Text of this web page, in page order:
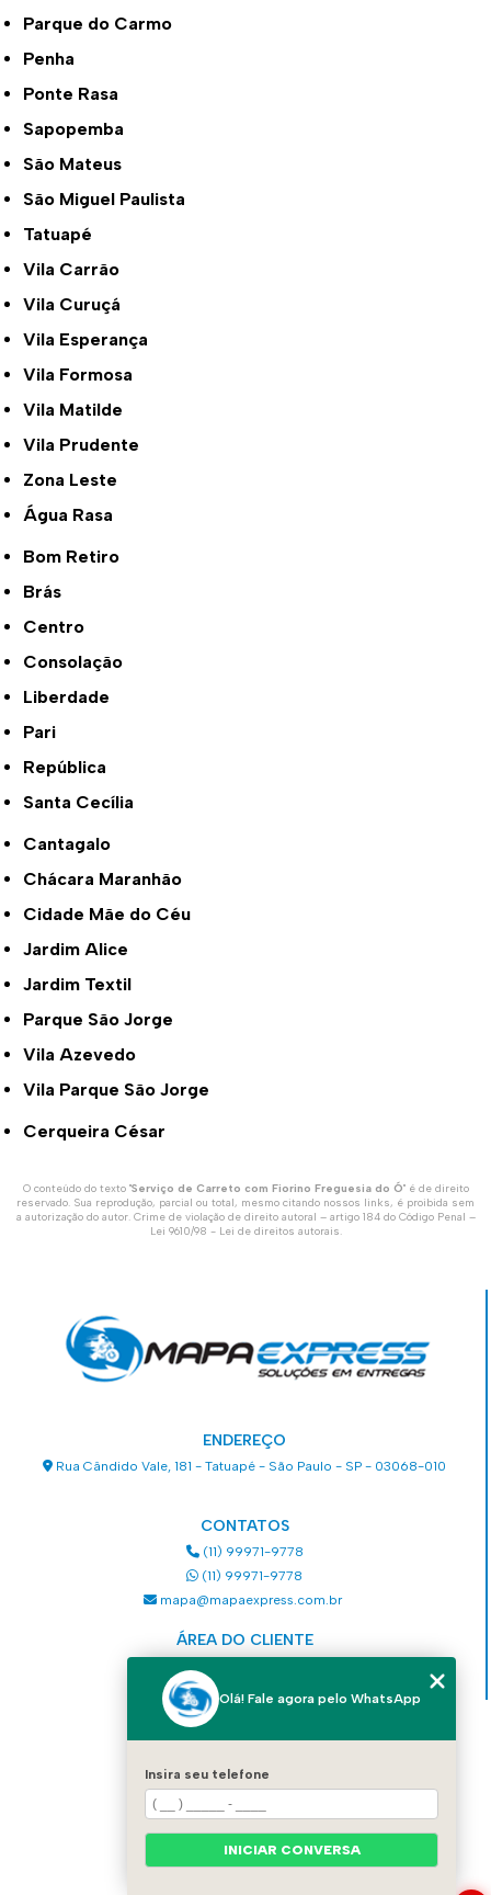
Parque do Carmo
Penha
Ponte Rasa
Sapopemba
São Mateus
São Miguel Paulista
Tatuapé
Vila Carrão
Vila Curuçá
Vila Esperança
Vila Formosa
Vila Matilde
Vila Prudente
Zona Leste
Água Rasa
Bom Retiro
Brás
Centro
Consolação
Liberdade
Pari
República
Santa Cecília
Cantagalo
Chácara Maranhão
Cidade Mãe do Céu
Jardim Alice
Jardim Textil
Parque São Jorge
Vila Azevedo
Vila Parque São Jorge
Cerqueira César
O conteúdo do texto "Serviço de Carreto com Fiorino Freguesia do Ó" é de direito
reservado. Sua reprodução, parcial ou total, mesmo citando nossos links, é proibida sem
a autorização do autor. Crime de violação de direito autoral – artigo 184 do Código Penal –
Lei 9610/98 - Lei de direitos autorais.
ENDEREÇO
Rua Cândido Vale, 181 - Tatuapé - São Paulo - SP - 03068-010
CONTATOS
(11) 99971-9778
(11) 99971-9778
mapa@mapaexpress.com.br
ÁREA DO CLIENTE
QUEM SOMOS
CONTATO
Olá! Fale agora pelo WhatsApp
Insira seu telefone
INICIAR CONVERSA